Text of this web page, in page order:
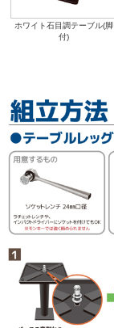
ホワイト石目調テーブル(脚
付)